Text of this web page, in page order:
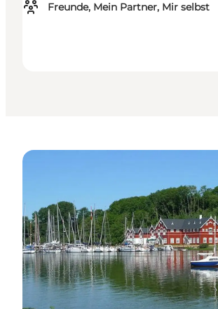
Freunde, Mein Partner, Mir selbst